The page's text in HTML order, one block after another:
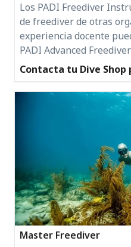
Los PADI Freediver
de freediver de otras
experiencia docente
PADI Advanced
Contacta tu Dive
Master Freediver